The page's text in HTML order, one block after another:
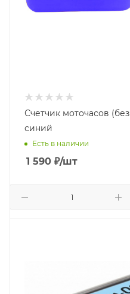
Счетчик моточасов
синий
Есть в наличии
1 590 ₽/шт